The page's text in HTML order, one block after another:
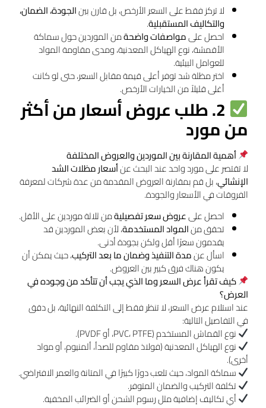
لا تركز فقط على السعر الأرخص، بل قارن بينالجودة، الضمان،
والتكاليف المستقبلية.
احصل علىمواصفات واضحةمن الموردين حول سماكة
الأقمشة، نوع الهياكل المعدنية، ومدى مقاومة المواد
للعوامل البيئية.
اختر مظلة شد توفر أعلى قيمة مقابل السعر، حتى لو كانت
أغلى قليلاً من الخيارات الأرخص.
2. طلب عروض أسعار من أكثر
من مورد
أهمية المقارنة بين الموردين والعروض المختلفة
لا تقتصر على مورد واحد عند البحث عنأسعار مظلات الشد
الإنشائي، بل قم بمقارنة العروض المقدمة من عدة شركات لمعرفة
الفروقات في الأسعار والجودة.
احصل علىعروض سعر تفصيليةمن ثلاثة موردين على الأقل.
تحقق منالمواد المستخدمة، لأن بعض الموردين قد
يقدمون سعرًا أقل ولكن بجودة أدنى.
اسأل عنمدة التنفيذ وضمان ما بعد التركيب، حيث يمكن أن
يكون هناك فرق كبير بين العروض.
كيف تقرأ عرض السعر وما الذي يجب أن تتأكد من وجوده في
العرض؟
عند استلام عرض السعر، لا تنظر فقط إلى التكلفة النهائية، بل دقق
في التفاصيل التالية:
نوع القماش المستخدم (PVC، PTFE، أو PVDF).
نوع الهياكل المعدنية (فولاذ مقاوم للصدأ، ألمنيوم، أو مواد
أخرى).
سماكة المواد، حيث تلعب دورًا كبيرًا في المتانة والعمر الافتراضي.
تكلفة التركيب والضمان المتوفر.
أي تكاليف إضافية مثل رسوم الشحن أو الضرائب المخفية.